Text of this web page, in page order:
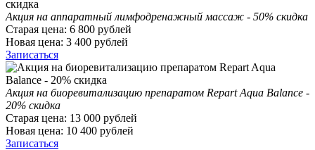
Акция на аппаратный лимфодренажный массаж - 50% скидка
Старая цена: 6 800 рублей
Новая цена: 3 400 рублей
Записаться
Акция на биоревитализацию препаратом Repart Aqua Balance -
20% скидка
Старая цена: 13 000 рублей
Новая цена: 10 400 рублей
Записаться